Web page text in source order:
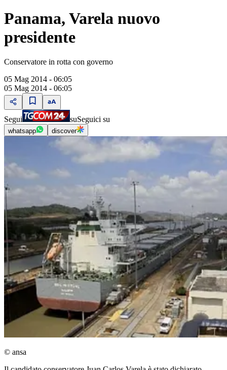
Panama, Varela nuovo
presidente
Conservatore in rotta con governo
05 Mag 2014 - 06:05
05 Mag 2014 - 06:05
Segui suSeguici su
whatsapp discover
© ansa